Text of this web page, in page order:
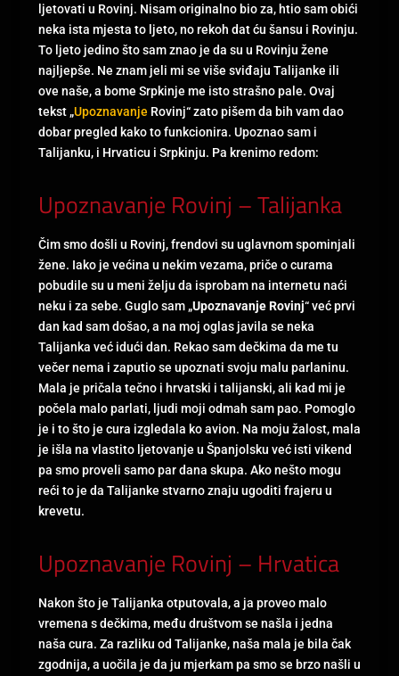
ljetovati u Rovinj. Nisam originalno bio za, htio sam obići
neka ista mjesta to ljeto, no rekoh dat ću šansu i Rovinju.
To ljeto jedino što sam znao je da su u Rovinju žene
najljepše. Ne znam jeli mi se više sviđaju Talijanke ili
ove naše, a bome Srpkinje me isto strašno pale. Ovaj
tekst „Upoznavanje Rovinj“ zato pišem da bih vam dao
dobar pregled kako to funkcionira. Upoznao sam i
Talijanku, i Hrvaticu i Srpkinju. Pa krenimo redom:
Upoznavanje Rovinj – Talijanka
Čim smo došli u Rovinj, frendovi su uglavnom spominjali
žene. Iako je većina u nekim vezama, priče o curama
pobudile su u meni želju da isprobam na internetu naći
neku i za sebe. Guglo sam „Upoznavanje Rovinj“ već prvi
dan kad sam došao, a na moj oglas javila se neka
Talijanka već idući dan. Rekao sam dečkima da me tu
večer nema i zaputio se upoznati svoju malu parlaninu.
Mala je pričala tečno i hrvatski i talijanski, ali kad mi je
počela malo parlati, ljudi moji odmah sam pao. Pomoglo
je i to što je cura izgledala ko avion. Na moju žalost, mala
je išla na vlastito ljetovanje u Španjolsku već isti vikend
pa smo proveli samo par dana skupa. Ako nešto mogu
reći to je da Talijanke stvarno znaju ugoditi frajeru u
krevetu.
Upoznavanje Rovinj – Hrvatica
Nakon što je Talijanka otputovala, a ja proveo malo
vremena s dečkima, među društvom se našla i jedna
naša cura. Za razliku od Talijanke, naša mala je bila čak
zgodnija, a uočila je da ju mjerkam pa smo se brzo našli u